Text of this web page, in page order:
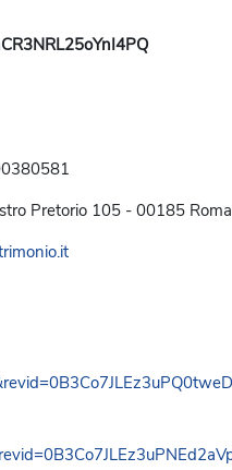
Pretorio 105 - 00185 Roma